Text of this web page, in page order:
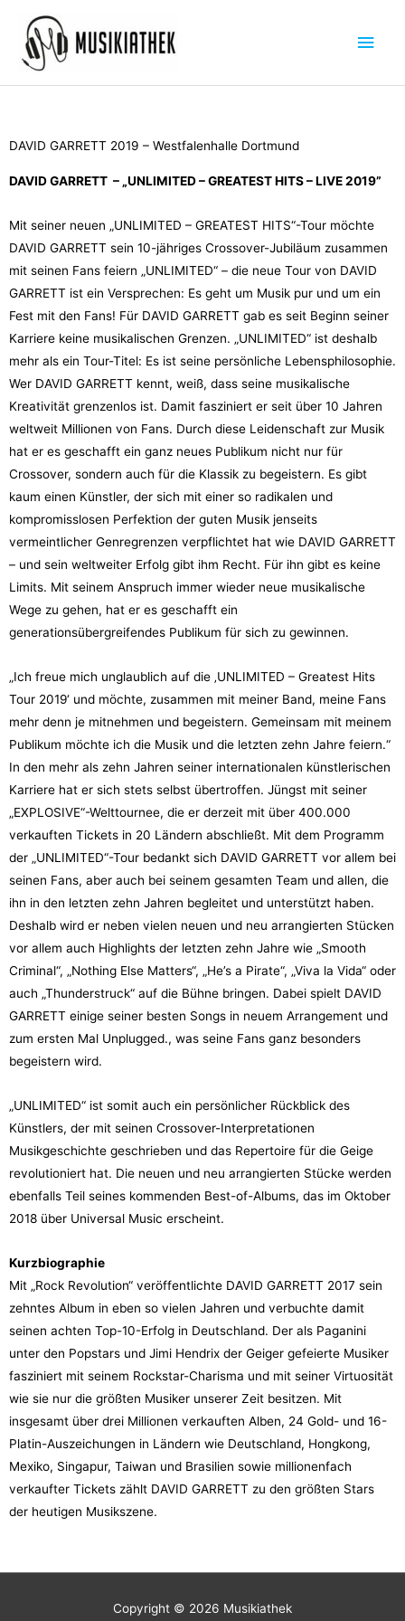
Inhalt
springen
DAVID GARRETT 2019 – Westfalenhalle Dortmund
DAVID GARRETT – „UNLIMITED – GREATEST HITS – LIVE 2019”
Mit seiner neuen „UNLIMITED – GREATEST HITS“-Tour möchte
DAVID GARRETT sein 10-jähriges Crossover-Jubiläum zusammen
mit seinen Fans feiern „UNLIMITED“ – die neue Tour von DAVID
GARRETT ist ein Versprechen: Es geht um Musik pur und um ein
Fest mit den Fans! Für DAVID GARRETT gab es seit Beginn seiner
Karriere keine musikalischen Grenzen. „UNLIMITED“ ist deshalb
mehr als ein Tour-Titel: Es ist seine persönliche Lebensphilosophie.
Wer DAVID GARRETT kennt, weiß, dass seine musikalische
Kreativität grenzenlos ist. Damit fasziniert er seit über 10 Jahren
weltweit Millionen von Fans. Durch diese Leidenschaft zur Musik
hat er es geschafft ein ganz neues Publikum nicht nur für
Crossover, sondern auch für die Klassik zu begeistern. Es gibt
kaum einen Künstler, der sich mit einer so radikalen und
kompromisslosen Perfektion der guten Musik jenseits
vermeintlicher Genregrenzen verpflichtet hat wie DAVID GARRETT
– und sein weltweiter Erfolg gibt ihm Recht. Für ihn gibt es keine
Limits. Mit seinem Anspruch immer wieder neue musikalische
Wege zu gehen, hat er es geschafft ein
generationsübergreifendes Publikum für sich zu gewinnen.
„Ich freue mich unglaublich auf die ‚UNLIMITED – Greatest Hits
Tour 2019‘ und möchte, zusammen mit meiner Band, meine Fans
mehr denn je mitnehmen und begeistern. Gemeinsam mit meinem
Publikum möchte ich die Musik und die letzten zehn Jahre feiern.“
In den mehr als zehn Jahren seiner internationalen künstlerischen
Karriere hat er sich stets selbst übertroffen. Jüngst mit seiner
„EXPLOSIVE“-Welttournee, die er derzeit mit über 400.000
verkauften Tickets in 20 Ländern abschließt. Mit dem Programm
der „UNLIMITED“-Tour bedankt sich DAVID GARRETT vor allem bei
seinen Fans, aber auch bei seinem gesamten Team und allen, die
ihn in den letzten zehn Jahren begleitet und unterstützt haben.
Deshalb wird er neben vielen neuen und neu arrangierten Stücken
vor allem auch Highlights der letzten zehn Jahre wie „Smooth
Criminal“, „Nothing Else Matters“, „He’s a Pirate“, „Viva la Vida“ oder
auch „Thunderstruck“ auf die Bühne bringen. Dabei spielt DAVID
GARRETT einige seiner besten Songs in neuem Arrangement und
zum ersten Mal Unplugged., was seine Fans ganz besonders
begeistern wird.
„UNLIMITED“ ist somit auch ein persönlicher Rückblick des
Künstlers, der mit seinen Crossover-Interpretationen
Musikgeschichte geschrieben und das Repertoire für die Geige
revolutioniert hat. Die neuen und neu arrangierten Stücke werden
ebenfalls Teil seines kommenden Best-of-Albums, das im Oktober
2018 über Universal Music erscheint.
Kurzbiographie
Mit „Rock Revolution“ veröffentlichte DAVID GARRETT 2017 sein
zehntes Album in eben so vielen Jahren und verbuchte damit
seinen achten Top-10-Erfolg in Deutschland. Der als Paganini
unter den Popstars und Jimi Hendrix der Geiger gefeierte Musiker
fasziniert mit seinem Rockstar-Charisma und mit seiner Virtuosität
wie sie nur die größten Musiker unserer Zeit besitzen. Mit
insgesamt über drei Millionen verkauften Alben, 24 Gold- und 16-
Platin-Auszeichungen in Ländern wie Deutschland, Hongkong,
Mexiko, Singapur, Taiwan und Brasilien sowie millionenfach
verkaufter Tickets zählt DAVID GARRETT zu den größten Stars
der heutigen Musikszene.
Copyright © 2026 Musikiathek